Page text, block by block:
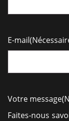
E-mail
Votre message
Faites-nous